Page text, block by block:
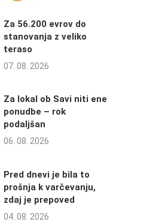
Za 56.200 evrov do
stanovanja z veliko
teraso
07. 08. 2026
Za lokal ob Savi niti ene
ponudbe – rok
podaljšan
06. 08. 2026
Pred dnevi je bila to
prošnja k varčevanju,
zdaj je prepoved
04. 08. 2026